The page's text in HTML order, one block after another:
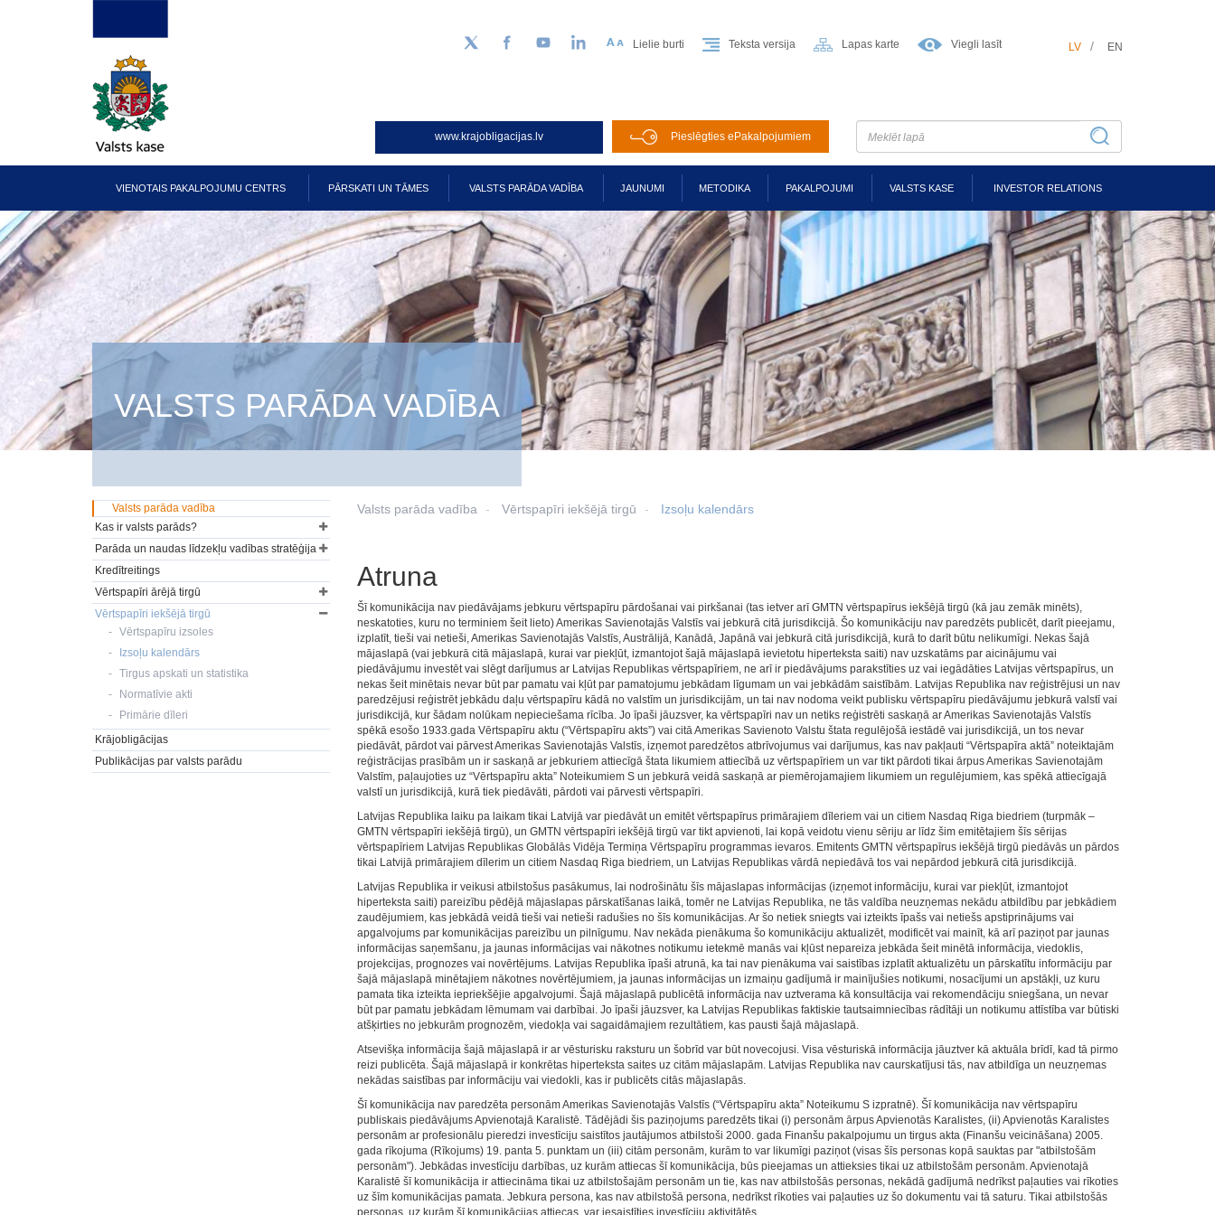
Sekojiet mums Twitter
FacebookYouTubeLinkedIn Lielie burti Teksta versija Lapas karte Viegli lasīt LV EN
www.krajobligacijas.lv Pieslēgties ePakalpojumiem
Galvenā
izvēlne
VIENOTAIS PAKALPOJUMU CENTRS PĀRSKATI UN TĀMES VALSTS PARĀDA VADĪBA JAUNUMI METODIKA PAKALPOJUMI VALSTS KASE INVESTOR RELATIONS
VALSTS PARĀDA VADĪBA
Valsts parāda vadība Vērtspapīri iekšējā tirgū Izsoļu kalendārs
Atruna
Šī komunikācija nav piedāvājams jebkuru vērtspapīru pārdošanai vai pirkšanai (tas ietver arī GMTN vērtspapīrus iekšējā tirgū (kā jau zemāk minēts),
neskatoties, kuru no terminiem šeit lieto) Amerikas Savienotajās Valstīs vai jebkurā citā jurisdikcijā. Šo komunikāciju nav paredzēts publicēt, darīt pieejamu,
izplatīt, tieši vai netieši, Amerikas Savienotajās Valstīs, Austrālijā, Kanādā, Japānā vai jebkurā citā jurisdikcijā, kurā to darīt būtu nelikumīgi. Nekas šajā
mājaslapā (vai jebkurā citā mājaslapā, kurai var piekļūt, izmantojot šajā mājaslapā ievietotu hiperteksta saiti) nav uzskatāms par aicinājumu vai
piedāvājumu investēt vai slēgt darījumus ar Latvijas Republikas vērtspapīriem, ne arī ir piedāvājums parakstīties uz vai iegādāties Latvijas vērtspapīrus, un
nekas šeit minētais nevar būt par pamatu vai kļūt par pamatojumu jebkādam līgumam un vai jebkādām saistībām. Latvijas Republika nav reģistrējusi un nav
paredzējusi reģistrēt jebkādu daļu vērtspapīru kādā no valstīm un jurisdikcijām, un tai nav nodoma veikt publisku vērtspapīru piedāvājumu jebkurā valstī vai
jurisdikcijā, kur šādam nolūkam nepieciešama rīcība. Jo īpaši jāuzsver, ka vērtspapīri nav un netiks reģistrēti saskaņā ar Amerikas Savienotajās Valstīs
spēkā esošo 1933.gada Vērtspapīru aktu (“Vērtspapīru akts”) vai citā Amerikas Savienoto Valstu štata regulējošā iestādē vai jurisdikcijā, un tos nevar
piedāvāt, pārdot vai pārvest Amerikas Savienotajās Valstīs, izņemot paredzētos atbrīvojumus vai darījumus, kas nav pakļauti “Vērtspapīra aktā” noteiktajām
reģistrācijas prasībām un ir saskaņā ar jebkuriem attiecīgā štata likumiem attiecībā uz vērtspapīriem un var tikt pārdoti tikai ārpus Amerikas Savienotajām
Valstīm, paļaujoties uz “Vērtspapīru akta” Noteikumiem S un jebkurā veidā saskaņā ar piemērojamajiem likumiem un regulējumiem, kas spēkā attiecīgajā
valstī un jurisdikcijā, kurā tiek piedāvāti, pārdoti vai pārvesti vērtspapīri.
Latvijas Republika laiku pa laikam tikai Latvijā var piedāvāt un emitēt vērtspapīrus primārajiem dīleriem vai un citiem Nasdaq Riga biedriem (turpmāk –
GMTN vērtspapīri iekšējā tirgū), un GMTN vērtspapīri iekšējā tirgū var tikt apvienoti, lai kopā veidotu vienu sēriju ar līdz šim emitētajiem šīs sērijas
vērtspapīriem Latvijas Republikas Globālās Vidēja Termiņa Vērtspapīru programmas ievaros. Emitents GMTN vērtspapīrus iekšējā tirgū piedāvās un pārdos
tikai Latvijā primārajiem dīlerim un citiem Nasdaq Riga biedriem, un Latvijas Republikas vārdā nepiedāvā tos vai nepārdod jebkurā citā jurisdikcijā.
Latvijas Republika ir veikusi atbilstošus pasākumus, lai nodrošinātu šīs mājaslapas informācijas (izņemot informāciju, kurai var piekļūt, izmantojot
hiperteksta saiti) pareizību pēdējā mājaslapas pārskatīšanas laikā, tomēr ne Latvijas Republika, ne tās valdība neuzņemas nekādu atbildību par jebkādiem
zaudējumiem, kas jebkādā veidā tieši vai netieši radušies no šīs komunikācijas. Ar šo netiek sniegts vai izteikts īpašs vai netiešs apstiprinājums vai
apgalvojums par komunikācijas pareizību un pilnīgumu. Nav nekāda pienākuma šo komunikāciju aktualizēt, modificēt vai mainīt, kā arī paziņot par jaunas
informācijas saņemšanu, ja jaunas informācijas vai nākotnes notikumu ietekmē manās vai kļūst nepareiza jebkāda šeit minētā informācija, viedoklis,
projekcijas, prognozes vai novērtējums. Latvijas Republika īpaši atrunā, ka tai nav pienākuma vai saistības izplatīt aktualizētu un pārskatītu informāciju par
šajā mājaslapā minētajiem nākotnes novērtējumiem, ja jaunas informācijas un izmaiņu gadījumā ir mainījušies notikumi, nosacījumi un apstākļi, uz kuru
pamata tika izteikta iepriekšējie apgalvojumi. Šajā mājaslapā publicētā informācija nav uztverama kā konsultācija vai rekomendāciju sniegšana, un nevar
būt par pamatu jebkādam lēmumam vai darbībai. Jo īpaši jāuzsver, ka Latvijas Republikas faktiskie tautsaimniecības rādītāji un notikumu attīstība var būtiski
atšķirties no jebkurām prognozēm, viedokļa vai sagaidāmajiem rezultātiem, kas pausti šajā mājaslapā.
Atsevišķa informācija šajā mājaslapā ir ar vēsturisku raksturu un šobrīd var būt novecojusi. Visa vēsturiskā informācija jāuztver kā aktuāla brīdī, kad tā pirmo
reizi publicēta. Šajā mājaslapā ir konkrētas hiperteksta saites uz citām mājaslapām. Latvijas Republika nav caurskatījusi tās, nav atbildīga un neuzņemas
nekādas saistības par informāciju vai viedokli, kas ir publicēts citās mājaslapās.
Šī komunikācija nav paredzēta personām Amerikas Savienotajās Valstīs (“Vērtspapīru akta” Noteikumu S izpratnē). Šī komunikācija nav vērtspapīru
publiskais piedāvājums Apvienotajā Karalistē. Tādējādi šis paziņojums paredzēts tikai (i) personām ārpus Apvienotās Karalistes, (ii) Apvienotās Karalistes
personām ar profesionālu pieredzi investīciju saistītos jautājumos atbilstoši 2000. gada Finanšu pakalpojumu un tirgus akta (Finanšu veicināšana) 2005.
gada rīkojuma (Rīkojums) 19. panta 5. punktam un (iii) citām personām, kurām to var likumīgi paziņot (visas šīs personas kopā sauktas par "atbilstošām
personām"). Jebkādas investīciju darbības, uz kurām attiecas šī komunikācija, būs pieejamas un attieksies tikai uz atbilstošām personām. Apvienotajā
Karalistē šī komunikācija ir attiecināma tikai uz atbilstošajām personām un tie, kas nav atbilstošās personas, nekādā gadījumā nedrīkst paļauties vai rīkoties
uz šīm komunikācijas pamata. Jebkura persona, kas nav atbilstošā persona, nedrīkst rīkoties vai paļauties uz šo dokumentu vai tā saturu. Tikai atbilstošās
personas, uz kurām šī komunikācijas attiecas, var iesaistīties investīciju aktivitātēs.
Valsts parāda vadība
Kas ir valsts parāds?
Parāda un naudas līdzekļu vadības stratēģija
Kredītreitings
Vērtspapīri ārējā tirgū
Vērtspapīri iekšējā tirgū
Vērtspapīru izsoles
Izsoļu kalendārs
Tirgus apskati un statistika
Normatīvie akti
Primārie dīleri
Krājobligācijas
Publikācijas par valsts parādu